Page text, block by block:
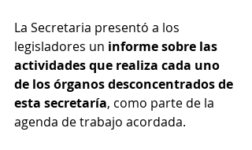
La Secretaria presentó a los
legisladores un informe sobre las
actividades que realiza cada uno
de los órganos desconcentrados de
esta secretaría, como parte de la
agenda de trabajo acordada.